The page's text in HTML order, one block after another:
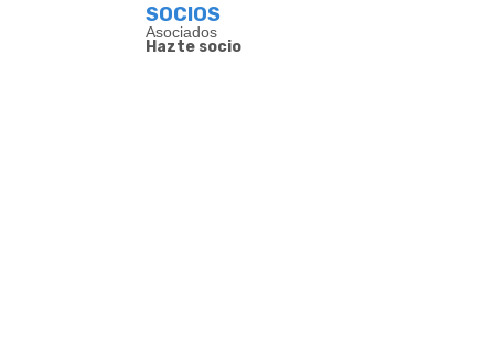
SOCIOS
Asociados
Hazte socio